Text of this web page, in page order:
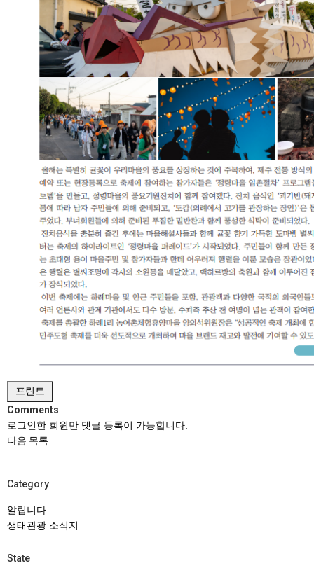
프린트
Comments
로그인한 회원만 댓글 등록이 가능합니다.
다음 목록
Category
알립니다
생태관광 소식지
State